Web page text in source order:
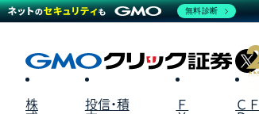
株
投信・積
Ｆ
ＣＦ
無料診断